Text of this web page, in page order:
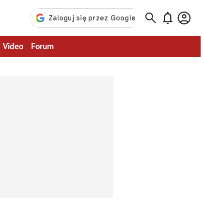
  
Video Forum